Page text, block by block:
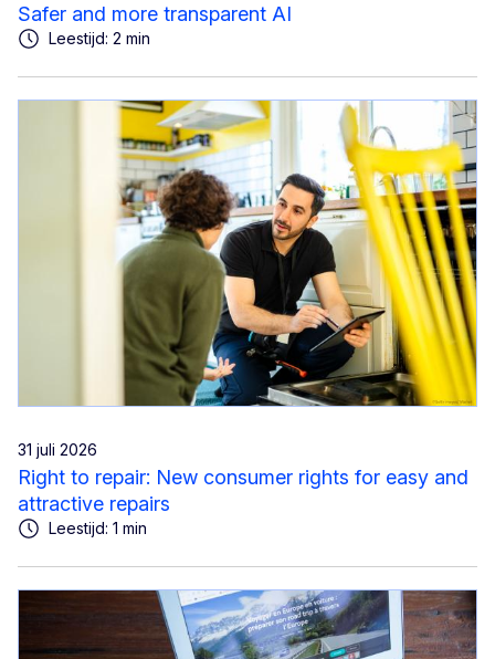
Safer and more transparent AI
Leestijd: 2 min
31 juli 2026
Right to repair: New consumer rights for easy and
attractive repairs
Leestijd: 1 min